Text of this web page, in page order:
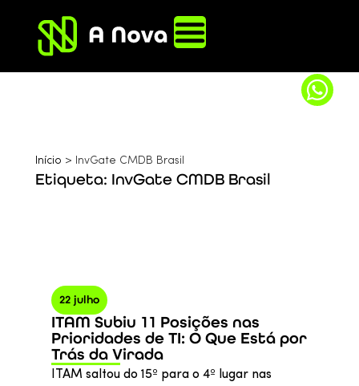
Início > InvGate CMDB Brasil
Etiqueta: InvGate CMDB Brasil
22 julho
ITAM Subiu 11 Posições nas
Prioridades de TI: O Que Está por
Trás da Virada
ITAM saltou do 15º para o 4º lugar nas